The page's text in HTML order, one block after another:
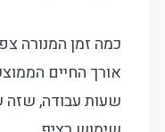
כמה זמן המנורה